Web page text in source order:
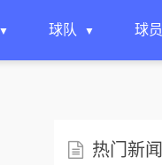
球队 球员
热门新闻